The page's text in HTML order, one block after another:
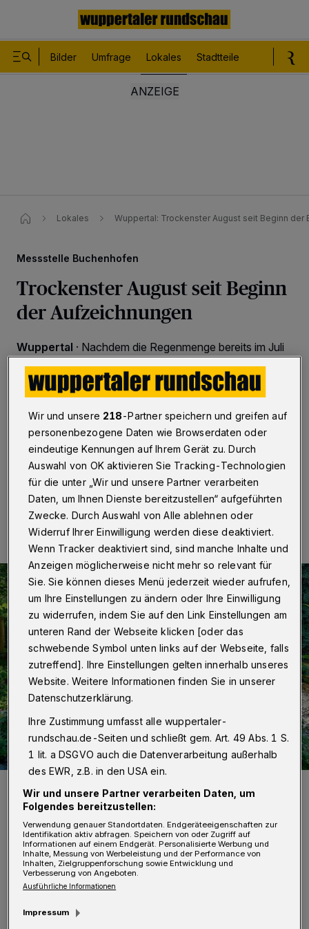
Bilder Umfrage Lokales Stadtteile
Lokales Wuppertal: Trockenster August seit Beginn der
Messstelle Buchenhofen
Trockenster August seit Beginn
der Aufzeichnungen
Wuppertal · Nachdem die Regenmenge bereits im Juli
2022 weit unter dem Durchschnitt lag, war der August
nochmals trockener. Die Menge lag im Wuppergebiet
unter 20, teils sogar unter zehn Litern pro Quadratmeter
einigen Messstationen der trockenste seit
Aufzeichnungsbeginn. Dies ergaben die Messungen
des Wupperverbandes.
14.09.2022 , 15:00 Uhr 2 Minuten Lesezeit
Foto: Achim Otto
A n der Bever-Talsperre in Hückeswagen
wurden insgesamt 18 Liter Regen pro
Wir und unsere 218-Partner speichern und greifen auf
personenbezogene Daten wie Browserdaten oder
eindeutige Kennungen auf Ihrem Gerät zu. Durch
Auswahl von OK aktivieren Sie Tracking-Technologien
für die unter „Wir und unsere Partner verarbeiten
Daten, um Ihnen Dienste bereitzustellen“ aufgeführten
Zwecke. Durch Auswahl von Alle ablehnen oder
Widerruf Ihrer Einwilligung werden diese deaktiviert.
Wenn Tracker deaktiviert sind, sind manche Inhalte und
Anzeigen möglicherweise nicht mehr so relevant für
Sie. Sie können dieses Menü jederzeit wieder aufrufen,
um Ihre Einstellungen zu ändern oder Ihre Einwilligung
zu widerrufen, indem Sie auf den Link Einstellungen am
unteren Rand der Webseite klicken [oder das
schwebende Symbol unten links auf der Webseite, falls
zutreffend]. Ihre Einstellungen gelten innerhalb unseres
Website. Weitere Informationen finden Sie in unserer
Datenschutzerklärung.
Ihre Zustimmung umfasst alle wuppertaler-
rundschau.de-Seiten und schließt gem. Art. 49 Abs. 1 S.
1 lit. a DSGVO auch die Datenverarbeitung außerhalb
des EWR, z.B. in den USA ein.
Wir und unsere Partner verarbeiten Daten, um
Folgendes bereitzustellen:
Verwendung genauer Standortdaten. Endgeräteeigenschaften zur
Identifikation aktiv abfragen. Speichern von oder Zugriff auf
Informationen auf einem Endgerät. Personalisierte Werbung und
Inhalte, Messung von Werbeleistung und der Performance von
Inhalten, Zielgruppenforschung sowie Entwicklung und
Verbesserung von Angeboten.
Ausführliche Informationen
Impressum